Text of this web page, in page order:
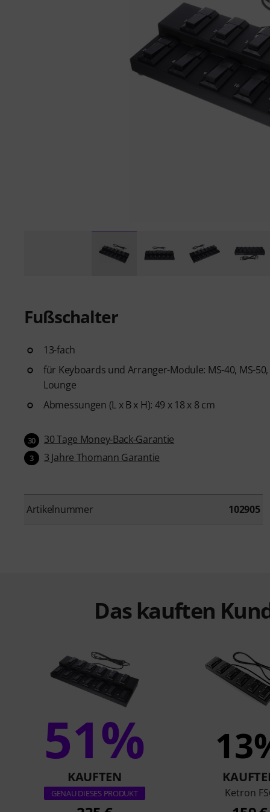
Fußschalter
13-fach
für Keyboards und Arranger-Module: MS-40, MS-50,
Lounge
Abmessungen (L x B x H): 49 x 18 x 8 cm
30 30 Tage Money-Back-Garantie
3 3 Jahre Thomann Garantie
Artikelnummer 102905
Das kauften
51%
KAUFTEN
GENAU DIESES PRODUKT Ketron